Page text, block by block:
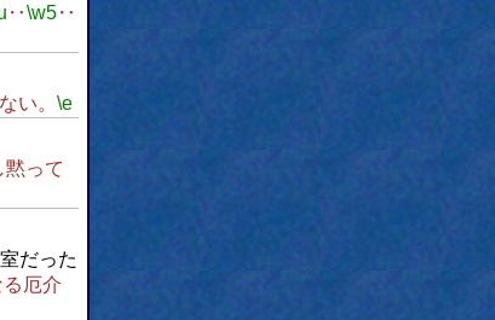
‥\w5‥
い。 \e
黙って
だった
厄介